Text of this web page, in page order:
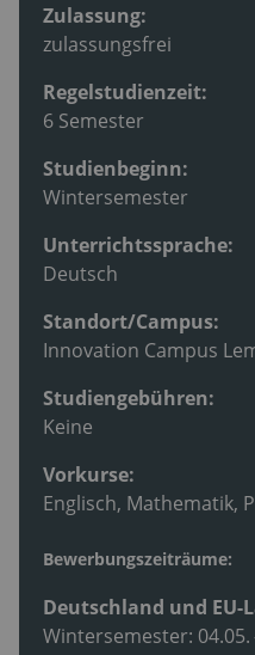
Zulassung:
zulassungsfrei
Regelstudienzeit:
6 Semester
Studienbeginn:
Wintersemester
Unterrichtssprache:
Deutsch
Standort/Campus:
Innovation Campus
Studiengebühren:
Keine
Vorkurse:
Englisch, Mathematik,
Bewerbungszeiträume:
Deutschland und EU-
Wintersemester: 04.05.